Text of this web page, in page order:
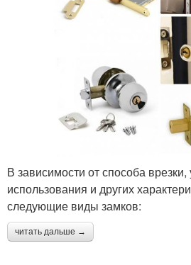
В зависимости от способа врезки,
использования и других
следующие виды замков:
читать дальше →